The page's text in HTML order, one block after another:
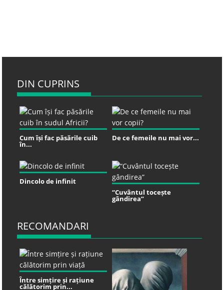
DIN CUPRINS
Cum își fac păsările cuib
în...
De ce femeile nu mai vor...
Dincolo de infinit
“Cuvântul tocește
gândirea”
RECOMANDARI
Între simțire și rațiune
călătorim prin...